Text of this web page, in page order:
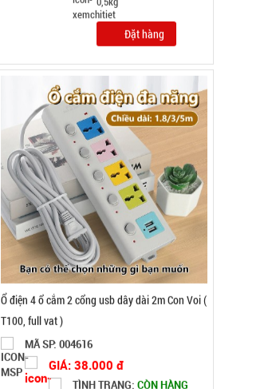
Bảo hành: 1T , Cân nặng :
Đặt hàng
Lót chuột pad 25x30cm Tyloo màu đỏ Dày 4 Ly
( T200, Full VAT )
MÃ SP: SP004285